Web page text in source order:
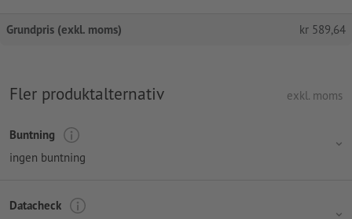
Grundpris (exkl. moms) kr 589,64
Fler produktalternativ exkl. moms
Buntning
ingen buntning
Datacheck